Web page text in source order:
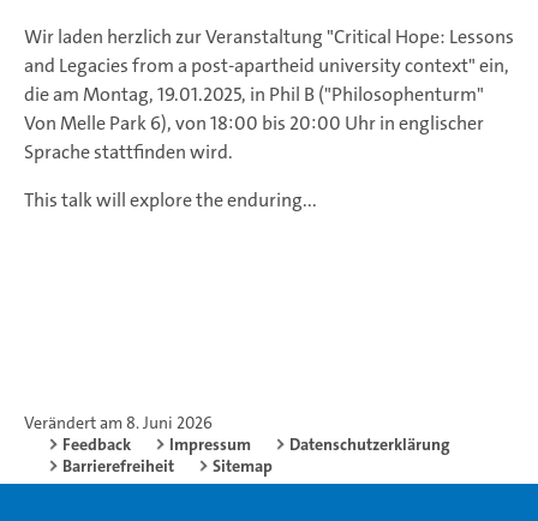
Wir laden herzlich zur Veranstaltung "Critical Hope: Lessons
and Legacies from a post-apartheid university context" ein,
die am Montag, 19.01.2025, in Phil B ("Philosophenturm"
Von Melle Park 6), von 18:00 bis 20:00 Uhr in englischer
Sprache stattfinden wird.
This talk will explore the enduring...
Verändert am 8. Juni 2026
Feedback
Impressum
Datenschutzerklärung
Barrierefreiheit
Sitemap